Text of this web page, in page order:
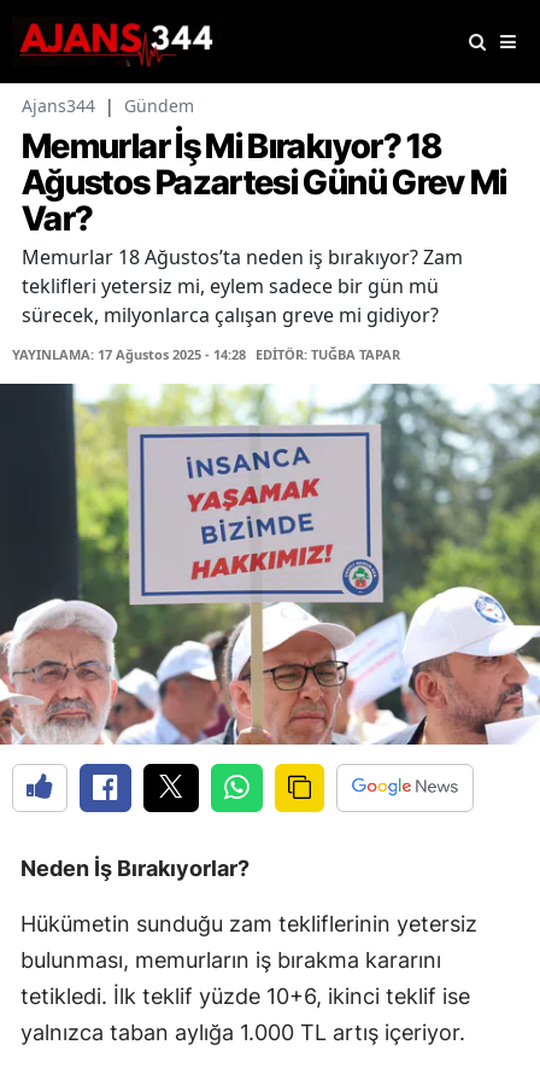
Ajans344 | Gündem
Memurlar İş Mi Bırakıyor? 18
Ağustos Pazartesi Günü Grev Mi
Var?
Memurlar 18 Ağustos’ta neden iş bırakıyor? Zam
teklifleri yetersiz mi, eylem sadece bir gün mü
sürecek, milyonlarca çalışan greve mi gidiyor?
YAYINLAMA: 17 Ağustos 2025 - 14:28 EDİTÖR: TUĞBA TAPAR
Neden İş Bırakıyorlar?
Hükümetin sunduğu zam tekliflerinin yetersiz
bulunması, memurların iş bırakma kararını
tetikledi. İlk teklif yüzde 10+6, ikinci teklif ise
yalnızca taban aylığa 1.000 TL artış içeriyor.